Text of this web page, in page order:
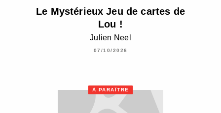
Le Mystérieux Jeu de cartes de
Lou !
Julien Neel
07/10/2026
À PARAÎTRE